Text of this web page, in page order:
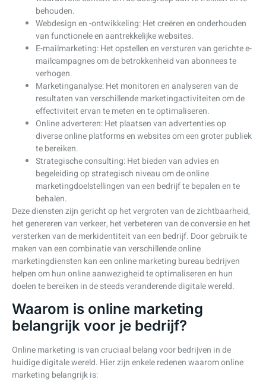
behouden.
Webdesign en -ontwikkeling: Het creëren en onderhouden
van functionele en aantrekkelijke websites.
E-mailmarketing: Het opstellen en versturen van gerichte e-
mailcampagnes om de betrokkenheid van abonnees te
verhogen.
Marketinganalyse: Het monitoren en analyseren van de
resultaten van verschillende marketingactiviteiten om de
effectiviteit ervan te meten en te optimaliseren.
Online adverteren: Het plaatsen van advertenties op
diverse online platforms en websites om een groter publiek
te bereiken.
Strategische consulting: Het bieden van advies en
begeleiding op strategisch niveau om de online
marketingdoelstellingen van een bedrijf te bepalen en te
behalen.
Deze diensten zijn gericht op het vergroten van de zichtbaarheid,
het genereren van verkeer, het verbeteren van de conversie en het
versterken van de merkidentiteit van een bedrijf. Door gebruik te
maken van een combinatie van verschillende online
marketingdiensten kan een online marketing bureau bedrijven
helpen om hun online aanwezigheid te optimaliseren en hun
doelen te bereiken in de steeds veranderende digitale wereld.
Waarom is online marketing
belangrijk voor je bedrijf?
Online marketing is van cruciaal belang voor bedrijven in de
huidige digitale wereld. Hier zijn enkele redenen waarom online
marketing belangrijk is: